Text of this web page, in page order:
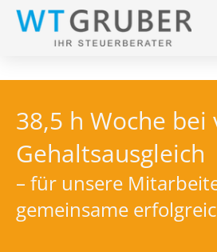
38,5 h Woche bei
Gehaltsausgleich
– für unsere
gemeinsame